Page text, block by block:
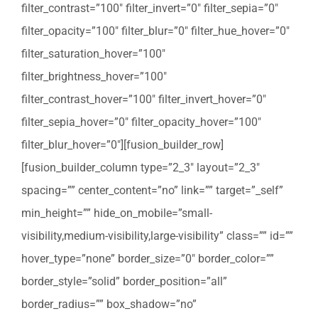
filter_contrast=”100″ filter_invert=”0″ filter_sepia=”0″
filter_opacity=”100″ filter_blur=”0″ filter_hue_hover=”0″
filter_saturation_hover=”100″
filter_brightness_hover=”100″
filter_contrast_hover=”100″ filter_invert_hover=”0″
filter_sepia_hover=”0″ filter_opacity_hover=”100″
filter_blur_hover=”0″][fusion_builder_row]
[fusion_builder_column type=”2_3″ layout=”2_3″
spacing=”” center_content=”no” link=”” target=”_self”
min_height=”” hide_on_mobile=”small-
visibility,medium-visibility,large-visibility” class=”” id=””
hover_type=”none” border_size=”0″ border_color=””
border_style=”solid” border_position=”all”
border_radius=”” box_shadow=”no”